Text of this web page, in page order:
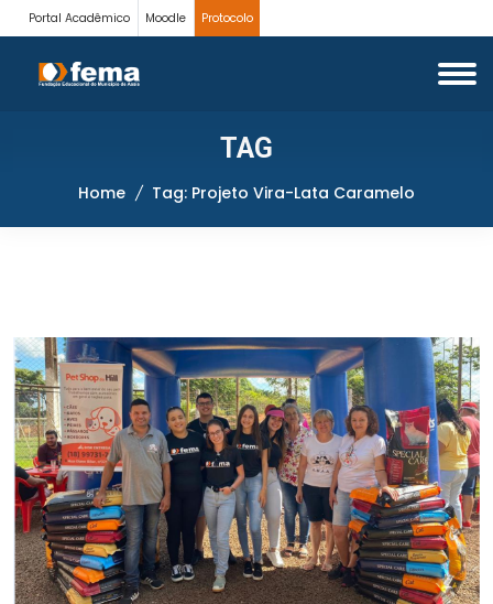
Portal Acadêmico Moodle Protocolo
TAG
Home Tag: Projeto Vira-Lata Caramelo